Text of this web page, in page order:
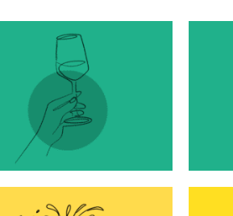
Atelier Cookies